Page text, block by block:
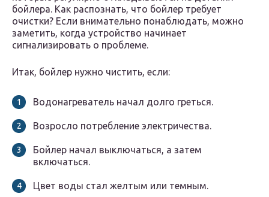
бойлера. Как распознать, что бойлер требует
очистки? Если внимательно понаблюдать, можно
заметить, когда устройство начинает
сигнализировать о проблеме.
Итак, бойлер нужно чистить, если:
Водонагреватель начал долго греться.
Возросло потребление электричества.
Бойлер начал выключаться, а затем
включаться.
Цвет воды стал желтым или темным.